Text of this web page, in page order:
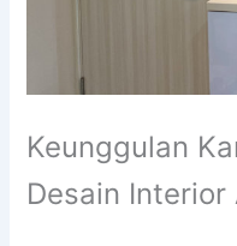
Keunggulan
Desain